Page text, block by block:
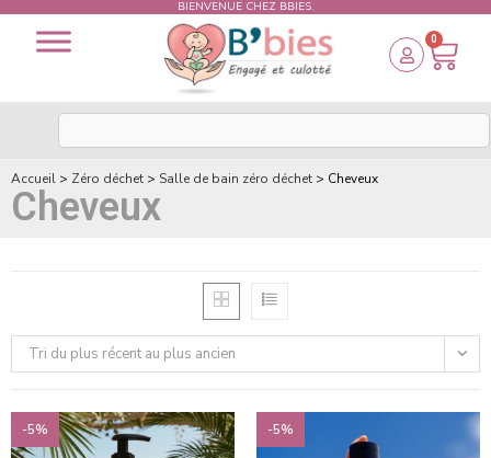
BIENVENUE CHEZ BBIES.
0
Accueil > Zéro déchet > Salle de bain zéro déchet > Cheveux
Cheveux
Tri du plus récent au plus ancien
-5% -5%